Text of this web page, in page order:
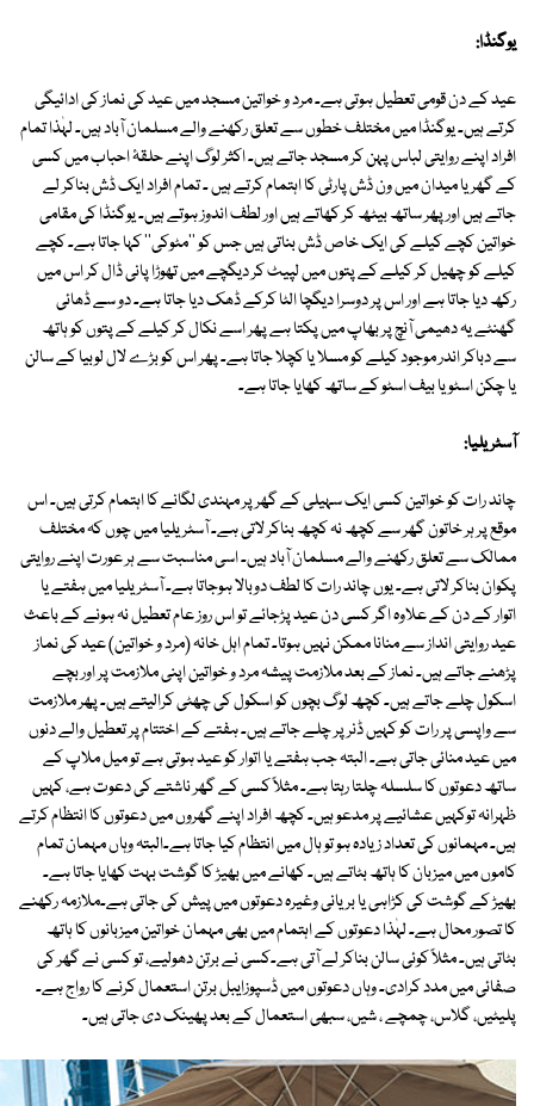
یوگنڈا:
عید کے دن قومی تعطیل ہوتی ہے۔ مرد و خواتین مسجد میں عید کی نماز کی ادائیگی
کرتے ہیں۔ یوگنڈا میں مختلف خطوں سے تعلق رکھنے والے مسلمان آباد ہیں۔ لہٰذا تمام
افراد اپنے روایتی لباس پہن کر مسجد جاتے ہیں۔ اکثر لوگ اپنے حلقۂ احباب میں کسی
کے گھر یا میدان میں ون ڈش پارٹی کا اہتمام کرتے ہیں ۔ تمام افراد ایک ڈش بناکر لے
جاتے ہیں اور پھر ساتھ بیٹھ کر کھاتے ہیں اور لطف اندوز ہوتے ہیں۔ یوگنڈا کی مقامی
خواتین کچے کیلے کی ایک خاص ڈش بناتی ہیں جس کو ''مٹوکی'' کہا جاتا ہے۔ کچے
کیلے کو چھیل کر کیلے کے پتوں میں لپیٹ کر دیگچے میں تھوڑا پانی ڈال کر اس میں
رکھ دیا جاتا ہے اور اس پر دوسرا دیگچا الٹا کرکے ڈھک دیا جاتا ہے۔ دو سے ڈھائی
گھنٹے یہ دھیمی آنچ پر بھاپ میں پکتا ہے پھر اسے نکال کر کیلے کے پتوں کو ہاتھ
سے دباکر اندر موجود کیلے کو مسلا یا کچلا جاتا ہے۔ پھر اس کو بڑے لال لوبیا کے سالن
یا چکن اسٹویا بیف اسٹو کے ساتھ کھایا جاتا ہے۔
آسٹریلیا:
چاند رات کو خواتین کسی ایک سہیلی کے گھر پر مہندی لگانے کا اہتمام کرتی ہیں۔ اس
موقع پر ہر خاتون گھر سے کچھ نہ کچھ بناکر لاتی ہے۔ آسٹریلیا میں چوں کہ مختلف
ممالک سے تعلق رکھنے والے مسلمان آباد ہیں۔ اسی مناسبت سے ہر عورت اپنے روایتی
پکوان بناکر لاتی ہے۔ یوں چاند رات کا لطف دوبالا ہوجاتا ہے۔ آسٹریلیا میں ہفتے یا
اتوار کے دن کے علاوہ اگر کسی دن عید پڑجائے تو اس روز عام تعطیل نہ ہونے کے باعث
عید روایتی انداز سے منانا ممکن نہیں ہوتا۔ تمام اہل خانہ (مرد و خواتین) عید کی نماز
پڑھنے جاتے ہیں۔ نماز کے بعد ملازمت پیشہ مرد و خواتین اپنی ملازمت پر اور بچے
اسکول چلے جاتے ہیں۔ کچھ لوگ بچوں کو اسکول کی چھٹی کرالیتے ہیں۔ پھر ملازمت
سے واپسی پر رات کو کہیں ڈنر پر چلے جاتے ہیں۔ ہفتے کے اختتام پر تعطیل والے دنوں
میں عید منائی جاتی ہے۔ البتہ جب ہفتے یا اتوار کو عید ہوتی ہے تو میل ملاپ کے
ساتھ دعوتوں کا سلسلہ چلتا رہتا ہے۔ مثلاً کسی کے گھر ناشتے کی دعوت ہے، کہیں
ظہرانہ توکہیں عشائیے پر مدعو ہیں۔ کچھ افراد اپنے گھروں میں دعوتوں کا انتظام کرتے
ہیں۔ مہمانوں کی تعداد زیادہ ہو تو ہال میں انتظام کیا جاتا ہے۔البتہ وہاں مہمان تمام
کاموں میں میزبان کا ہاتھ بٹاتے ہیں۔ کھانے میں بھیڑ کا گوشت بہت کھایا جاتا ہے۔
بھیڑ کے گوشت کی کڑاہی یا بریانی وغیرہ دعوتوں میں پیش کی جاتی ہے۔ملازمہ رکھنے
کا تصور محال ہے۔ لہٰذا دعوتوں کے اہتمام میں بھی مہمان خواتین میزبانوں کا ہاتھ
بٹاتی ہیں۔ مثلاً کوئی سالن بناکر لے آتی ہے۔کسی نے برتن دھولیے، تو کسی نے گھر کی
صفائی میں مدد کرادی۔ وہاں دعوتوں میں ڈسپوزایبل برتن استعمال کرنے کا رواج ہے۔
پلیٹیں، گلاس، چمچے ، شیں، سبھی استعمال کے بعد پھینک دی جاتی ہیں۔